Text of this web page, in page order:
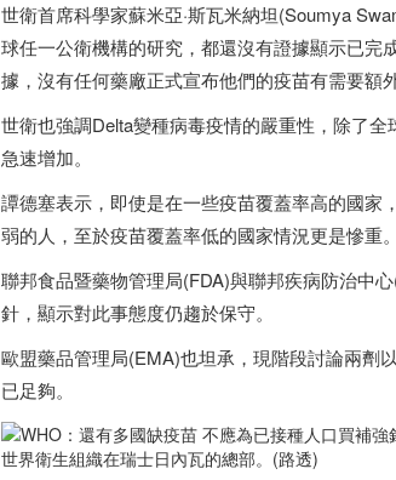
世衛首席科學家蘇米亞·斯瓦米納坦(Soumya
球任一公衛機構的研究，都還沒有證據顯示已
據，沒有任何藥廠正式宣布他們的疫苗有需要額
世衛也強調Delta變種病毒疫情的嚴重性，除了
急速增加。
譚德塞表示，即使是在一些疫苗覆蓋率高的國家
弱的人，至於疫苗覆蓋率低的國家情況更是慘重。
聯邦食品暨藥物管理局(FDA)與聯邦疾病防治中
針，顯示對此事態度仍趨於保守。
歐盟藥品管理局(EMA)也坦承，現階段討論兩劑
已足夠。
世界衛生組織在瑞士日內瓦的總部。(路透)